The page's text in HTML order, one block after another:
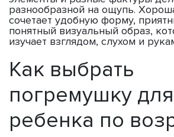
разнообразной на ощупь.
сочетает удобную форму,
понятный визуальный образ,
изучает взглядом, слухом и
Как выбрать
погремушку для
ребенка по